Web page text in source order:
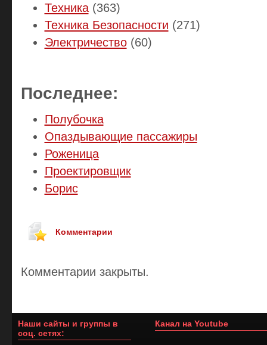
Техника(363)
Техника Безопасности (271)
Электричество(60)
Последнее:
Полубочка
Опаздывающие пассажиры
Роженица
Проектировщик
Борис
Комментарии
Комментарии закрыты.
Наши сайты и группы в
соц. сетях:
Канал на Youtube